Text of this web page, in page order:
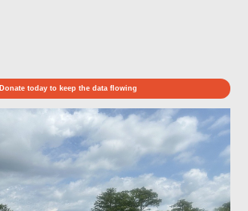
Donate today to keep the data flowing